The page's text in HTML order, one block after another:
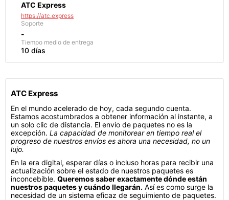
ATC Express
https://atc.express
Soporte
-
Tiempo medio de entrega
10 días
ATC Express
En el mundo acelerado de hoy, cada segundo cuenta.
Estamos acostumbrados a obtener información al instante, a
un solo clic de distancia. El envío de paquetes no es la
excepción. La capacidad de monitorear en tiempo real el
progreso de nuestros envíos es ahora una necesidad, no un
lujo.
En la era digital, esperar días o incluso horas para recibir una
actualización sobre el estado de nuestros paquetes es
inconcebible. Queremos saber exactamente dónde están
nuestros paquetes y cuándo llegarán. Así es como surge la
necesidad de un sistema eficaz de seguimiento de paquetes.